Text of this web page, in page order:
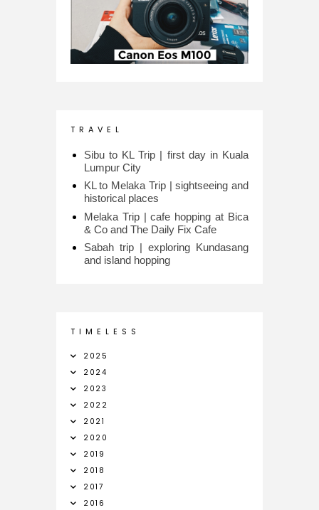
T R A V E L
Sibu to KL Trip | first day in Kuala
Lumpur City
KL to Melaka Trip | sightseeing and
historical places
Melaka Trip | cafe hopping at Bica
& Co and The Daily Fix Cafe
Sabah trip | exploring Kundasang
and island hopping
T I M E L E S S
2025
2024
2023
2022
2021
2020
2019
2018
2017
2016